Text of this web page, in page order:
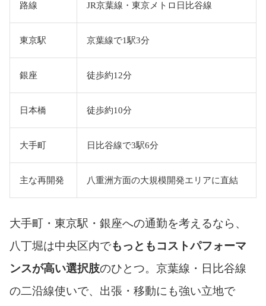
路線 JR京葉線・東京メトロ日比谷線
東京駅 京葉線で1駅3分
銀座 徒歩約12分
日本橋 徒歩約10分
大手町 日比谷線で3駅6分
主な再開発 八重洲方面の大規模開発エリアに直結
大手町・東京駅・銀座への通勤を考えるなら、
八丁堀は中央区内でもっともコストパフォーマ
ンスが高い選択肢のひとつ。京葉線・日比谷線
の二沿線使いで、出張・移動にも強い立地で